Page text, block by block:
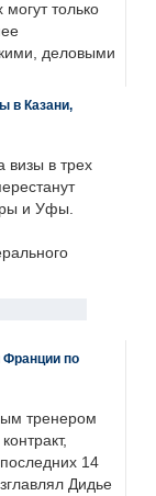
только
деловыми
в Казани,
визы в трех
и Уфы.
Франции по
тренером
14
Дидье